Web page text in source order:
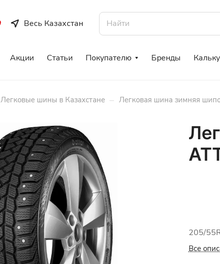
Весь Казахстан
Акции Статьи Покупателю Бренды
Легковые шины в Казахстане – Легковая шина зимняя
205/
Все